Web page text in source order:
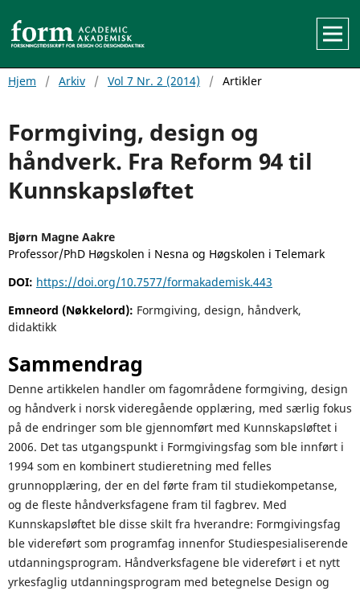
Hjem / Arkiv / Vol 7 Nr. 2 (2014) / Artikler
Formgiving, design og
håndverk. Fra Reform 94 til
Kunnskapsløftet
Bjørn Magne Aakre
Professor/PhD Høgskolen i Nesna og Høgskolen i Telemark
DOI: https://doi.org/10.7577/formakademisk.443
Emneord (Nøkkelord): Formgiving, design, håndverk,
didaktikk
Sammendrag
Denne artikkelen handler om fagområdene formgiving, design
og håndverk i norsk videregående opplæring, med særlig fokus
på de endringer som ble gjennomført med Kunnskapsløftet i
2006. Det tas utgangspunkt i Formgivingsfag som ble innført i
1994 som en kombinert studieretning med felles
grunnopplæring, der en del førte fram til studie­kompetanse,
og de fleste håndverksfagene fram til fagbrev. Med
Kunnskapsløftet ble disse skilt fra hverandre: Formgivingsfag
ble videreført som programfag innenfor Studie­spesialiserende
utdanningsprogram. Håndverksfagene ble videreført i et nytt
yrkesfaglig utdanningsprogram med betegnelse Design og